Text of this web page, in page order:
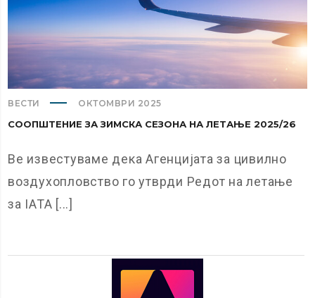
ВЕСТИ ОКТОМВРИ 2025
СООПШТЕНИЕ ЗА ЗИМСКА СЕЗОНА НА ЛЕТАЊЕ 2025/26
Ве известуваме дека Агенцијата за цивилно
воздухопловство го утврди Редот на летање
за IATA [...]